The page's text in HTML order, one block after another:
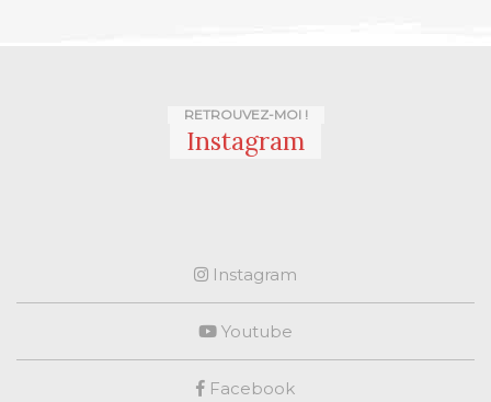
RETROUVEZ-MOI !
Instagram
Instagram
Youtube
Facebook